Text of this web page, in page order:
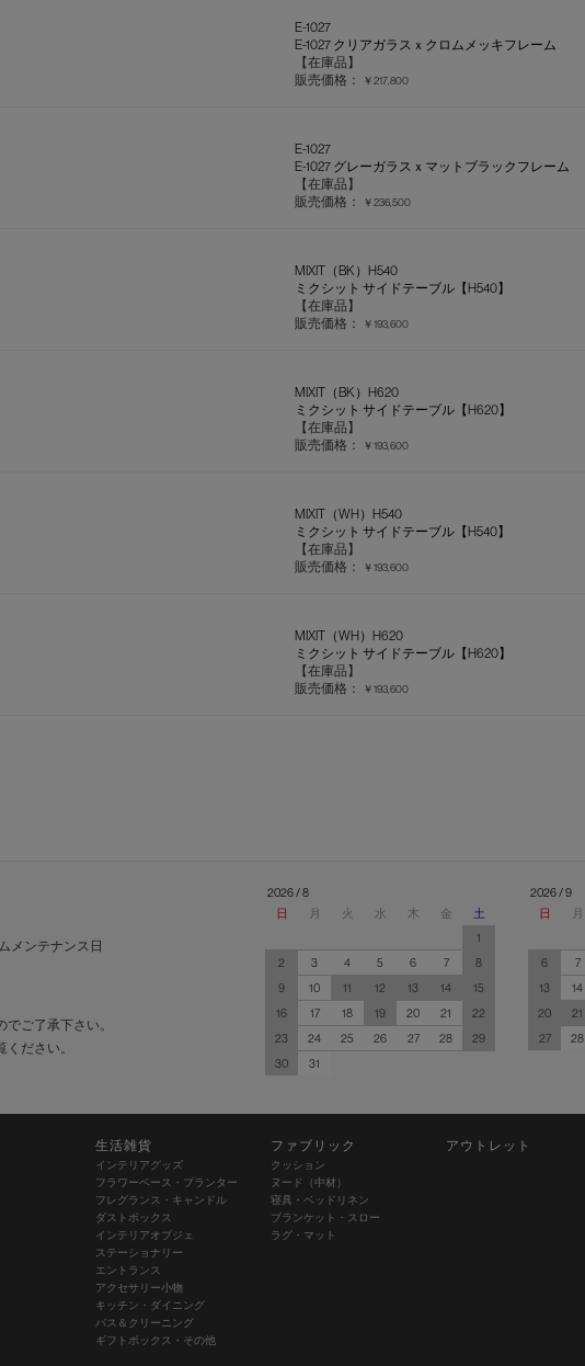
E-1027
E-1027 クリアガラスｘクロムメッキフレーム
【在庫品】
販売価格：
￥217,800
E-1027
E-1027 グレーガラスｘマットブラックフレーム
【在庫品】
販売価格：
￥236,500
MIXIT（BK）H540
ミクシット サイドテーブル【H540】
【在庫品】
販売価格：
￥193,600
MIXIT（BK）H620
ミクシット サイドテーブル【H620】
【在庫品】
販売価格：
￥193,600
MIXIT（WH）H540
ミクシット サイドテーブル【H540】
【在庫品】
販売価格：
￥193,600
MIXIT（WH）H620
ミクシット サイドテーブル【H620】
【在庫品】
販売価格：
￥193,600
メンテナンス日
ご了承下さい。
ください。
2026 / 8
日
月 火 水 木 金
土
1
2
3 4 5 6 7
8
9
10 11 12 13 14
15
16
17 18 19 20 21
22
23
24 25 26 27 28
29
30
31
2026 / 9
日
月
6
7
13
14
20
21
27
28
生活雑貨
インテリアグッズ
フラワーベース・プランター
フレグランス・キャンドル
ダストボックス
インテリアオブジェ
ステーショナリー
エントランス
アクセサリー小物
キッチン・ダイニング
バス＆クリーニング
ギフトボックス・その他
ファブリック
クッション
ヌード（中材）
寝具・ベッドリネン
ブランケット・スロー
ラグ・マット
アウトレット